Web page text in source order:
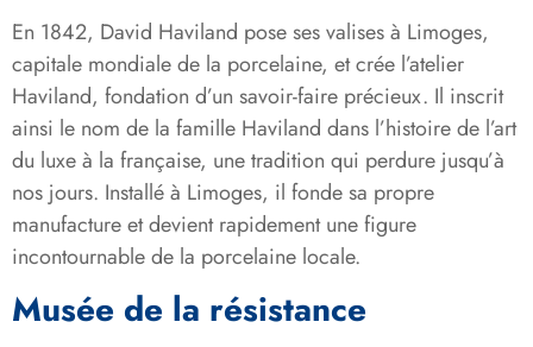
En 1842, David Haviland pose ses valises à Limoges,
capitale mondiale de la porcelaine, et crée l’atelier
Haviland, fondation d’un savoir-faire précieux. Il inscrit
ainsi le nom de la famille Haviland dans l’histoire de l’art
du luxe à la française, une tradition qui perdure jusqu’à
nos jours. Installé à Limoges, il fonde sa propre
manufacture et devient rapidement une figure
incontournable de la porcelaine locale.
Musée de la résistance